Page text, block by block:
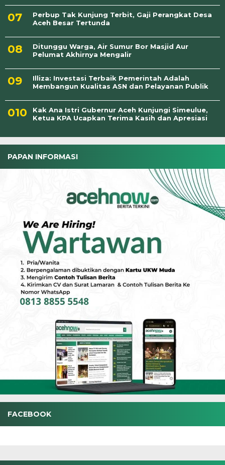
Perbup Tak Kunjung Terbit, Gaji Perangkat Desa
Aceh Besar Tertunda
Ditunggu Warga, Air Sumur Bor Masjid Aur
Pelumat Akhirnya Mengalir
Illiza: Investasi Terbaik Pemerintah Adalah
Membangun Kualitas ASN dan Pelayanan Publik
Kak Ana Istri Gubernur Aceh Kunjungi Simeulue,
Ketua KPA Ucapkan Terima Kasih dan Apresiasi
PAPAN INFORMASI
FACEBOOK